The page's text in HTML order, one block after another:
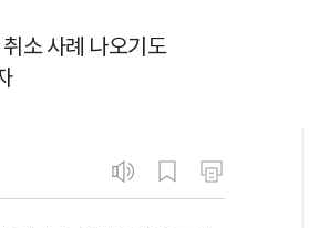
소 사례 나오기도